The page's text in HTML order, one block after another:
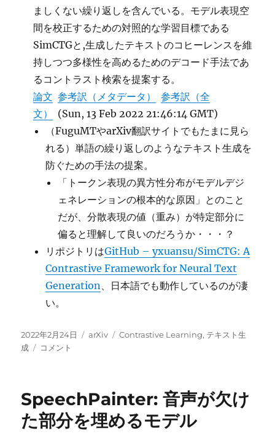
タ
セ
に
ましくない繰り返しを含んでいる。モデル表現空
間を校正するための対照的な学習目標である
SimCTGと,生成したテキストのコヒーレンスを維
持しつつ多様性を高めるためのデコード手法であ
るコントラスト検索を提案する。
論文 参考訳（メタデータ）
参考訳（全
文）
(Sun, 13 Feb 2022 21:46:14 GMT)
（FuguMTやarXiv翻訳サイトでもたまに見ら
れる）単語の繰り返しのようなテキスト生成を
防ぐための手法の提案。
「トークン表現の異方性分布がモデルデジ
ェネレーションの根本的な原因」とのこと
だが、分散表現の値（重み）が特定部分に
偏ると理解して良いのだろうか・・・？
リポジトリはGitHub – yxuansu/SimCTG: A
Contrastive Framework for Neural Text
Generation、日本語でも動作しているのが凄
い。
投
稿
2022年2月24日
カ
arXiv
タ
Contrastive Learning, テキスト生
成
テ
生
成
の
コメント
SpeechPainter: 音声が欠け
た部分を埋めるモデル